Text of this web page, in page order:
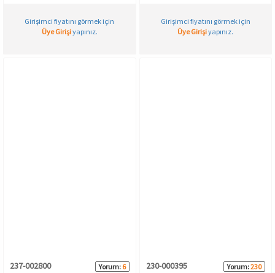
Girişimci fiyatını görmek için
Üye Girişiyapınız.
Girişimci fiyatını görmek için
Üye Girişiyapınız.
237-002800 Yorum: 6 230-000395 Yorum:230